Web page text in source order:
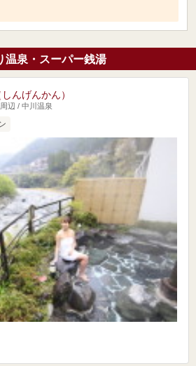
温泉・スーパー銭湯
んげんかん）
辺 / 中川温泉